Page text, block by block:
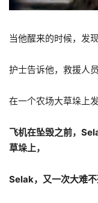
当他醒来的时候，发
护士告诉他，救援人
在一个农场大草垛上发
飞机在坠毁之前，
草垛上，
Selak，又一次大难